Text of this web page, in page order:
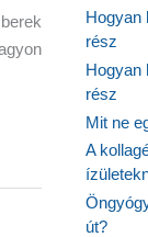
Hogyan
rész
Hogyan
rész
Mit ne
A
út?